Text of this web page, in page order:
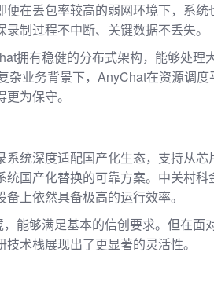
在丢包率较高的弱网环境下，系统
制过程不中断、关键数据不丢失。
拥有稳健的分布式架构，能够处理
杂业务背景下，AnyChat在资源调度
为保守。
统深度适配国产化生态，支持从芯
国产化替换的可靠方案。中关村科
上依然具备极高的运行效率。
能够满足基本的信创要求。但在面
术栈展现出了更显著的灵活性。